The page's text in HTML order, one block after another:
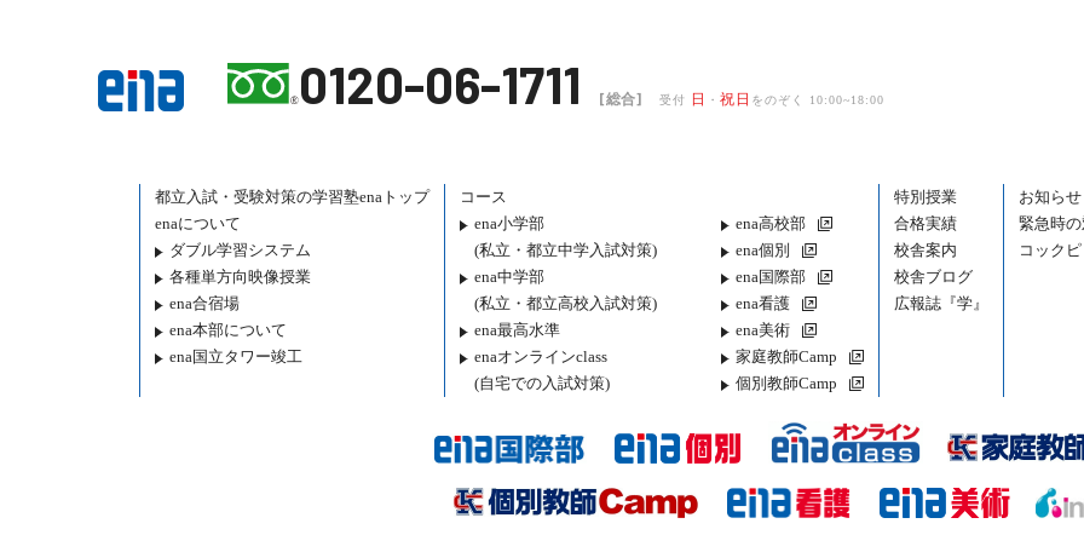
0120-06-1711 [総合] 受付 日 ・祝日 をのぞく 10:00~18:00
都立入試・受験対策の学習塾enaトップ
enaについて
ダブル学習システム
各種単方向映像授業
ena合宿場
ena本部について
ena国立タワー竣工
コース
ena小学部
(私立・都立中学入試対策)
ena中学部
(私立・都立高校入試対策)
ena最高水準
enaオンラインclass
(自宅での入試対策)
ena高校部
ena個別
ena国際部
ena看護
ena美術
家庭教師Camp
個別教師Camp
特別授業
合格実績
校舎案内
校舎ブログ
広報誌『学』
お知らせ
緊急時
コック